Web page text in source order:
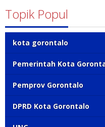
Topik Popul
kota gorontalo
Pemerintah Kota
Pemprov Gorontalo
DPRD Kota Gorontalo